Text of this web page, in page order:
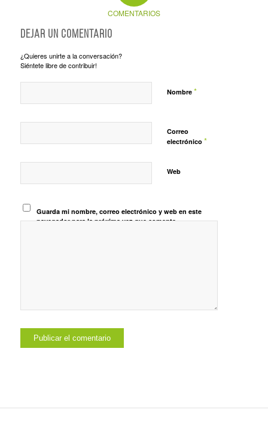
COMENTARIOS
Dejar un comentario
¿Quieres unirte a la conversación?
Siéntete libre de contribuir!
Nombre *
Correo
electrónico *
Web
Guarda mi nombre, correo electrónico y web en este
navegador para la próxima vez que comente.